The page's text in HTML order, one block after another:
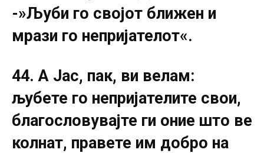
-»Љуби го својот ближен и
мрази го непријателот«.
44. А Јас, пак, ви велам:
љубете го непријателите свои,
благословувајте ги оние што ве
колнат, правете им добро на